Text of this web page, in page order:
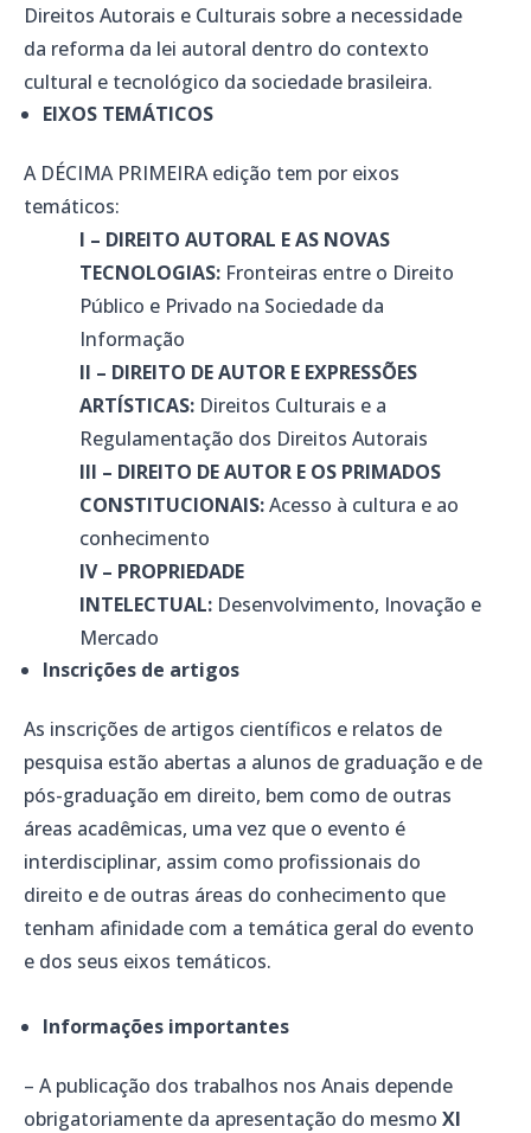
Direitos Autorais e Culturais sobre a necessidade
da reforma da lei autoral dentro do contexto
cultural e tecnológico da sociedade brasileira.
EIXOS TEMÁTICOS
A DÉCIMA PRIMEIRA edição tem por eixos
temáticos:
I – DIREITO AUTORAL E AS NOVAS
TECNOLOGIAS: Fronteiras entre o Direito
Público e Privado na Sociedade da
Informação
II – DIREITO DE AUTOR E EXPRESSÕES
ARTÍSTICAS: Direitos Culturais e a
Regulamentação dos Direitos Autorais
III – DIREITO DE AUTOR E OS PRIMADOS
CONSTITUCIONAIS:Acesso à cultura e ao
conhecimento
IV – PROPRIEDADE
INTELECTUAL: Desenvolvimento, Inovação e
Mercado
Inscrições de artigos
As inscrições de artigos científicos e relatos de
pesquisa estão abertas a alunos de graduação e de
pós-graduação em direito, bem como de outras
áreas acadêmicas, uma vez que o evento é
interdisciplinar, assim como profissionais do
direito e de outras áreas do conhecimento que
tenham afinidade com a temática geral do evento
e dos seus eixos temáticos.
Informações importantes
– A publicação dos trabalhos nos Anais depende
obrigatoriamente da apresentação do mesmo XI